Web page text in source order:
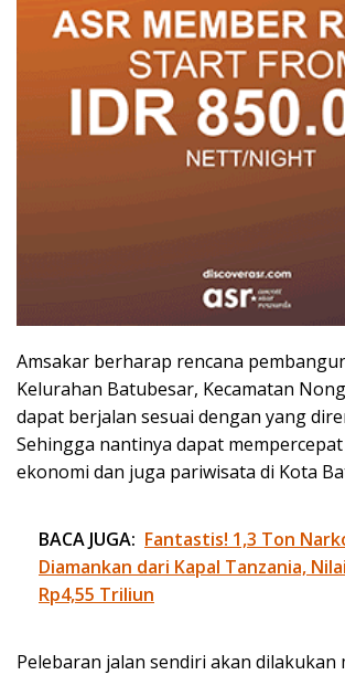
Amsakar berharap rencana
Kelurahan Batubesar, Kecamatan
dapat berjalan sesuai dengan yang
Sehingga nantinya dapat
ekonomi dan juga pariwisata di Kota
BACA JUGA: Fantastis! 1,3 Ton
Diamankan dari Kapal Tanzania,
Rp4,55 Triliun
Pelebaran jalan sendiri akan dilakukan